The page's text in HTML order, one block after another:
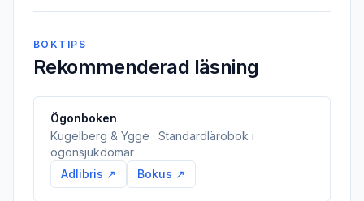
BOKTIPS
Rekommenderad läsning
Ögonboken
Kugelberg & Ygge · Standardlärobok i
ögonsjukdomar
Adlibris ↗
Bokus ↗